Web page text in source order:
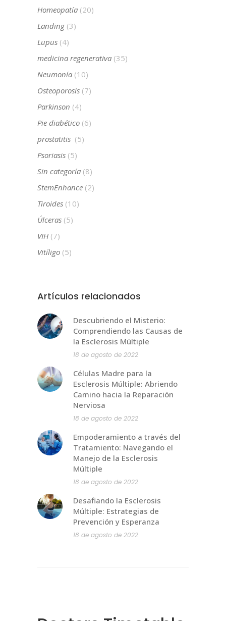
Homeopatía (20)
Landing (3)
Lupus (4)
medicina regenerativa (35)
Neumonía (10)
Osteoporosis (7)
Parkinson (4)
Pie diabético (6)
prostatitis (5)
Psoriasis (5)
Sin categoría (8)
StemEnhance (2)
Tiroides (10)
Úlceras (5)
VIH (7)
Vitíligo (5)
Artículos relacionados
Descubriendo el Misterio:
Comprendiendo las Causas de
la Esclerosis Múltiple
18 de agosto de 2022
Células Madre para la
Esclerosis Múltiple: Abriendo
Camino hacia la Reparación
Nerviosa
18 de agosto de 2022
Empoderamiento a través del
Tratamiento: Navegando el
Manejo de la Esclerosis
Múltiple
18 de agosto de 2022
Desafiando la Esclerosis
Múltiple: Estrategias de
Prevención y Esperanza
18 de agosto de 2022